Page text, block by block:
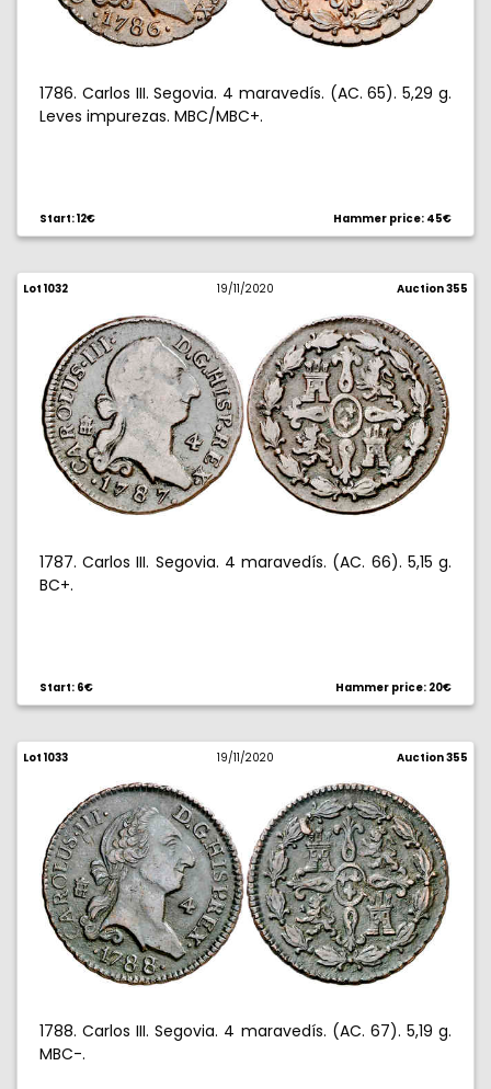
1786. Carlos III. Segovia. 4 maravedís. (AC. 65). 5,29 g.
Leves impurezas. MBC/MBC+.
Start: 12€ Hammer price: 45€
Lot 1032 19/11/2020 Auction 355
1787. Carlos III. Segovia. 4 maravedís. (AC. 66). 5,15 g.
BC+.
Start: 6€ Hammer price: 20€
Lot 1033 19/11/2020 Auction 355
1788. Carlos III. Segovia. 4 maravedís. (AC. 67). 5,19 g.
MBC-.